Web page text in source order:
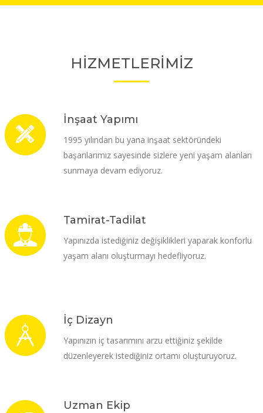
HİZMETLERİMİZ
İnşaat Yapımı
1995 yılından bu yana inşaat sektöründeki
başarılarımız sayesinde sizlere yeni yaşam alanları
sunmaya devam ediyoruz.
Tamirat-Tadilat
Yapınızda istediğiniz değişiklikleri yaparak konforlu
yaşam alanı oluşturmayı hedefliyoruz.
İç Dizayn
Yapınızın iç tasarımını arzu ettiğiniz şekilde
düzenleyerek istediğiniz ortamı oluşturuyoruz.
Uzman Ekip